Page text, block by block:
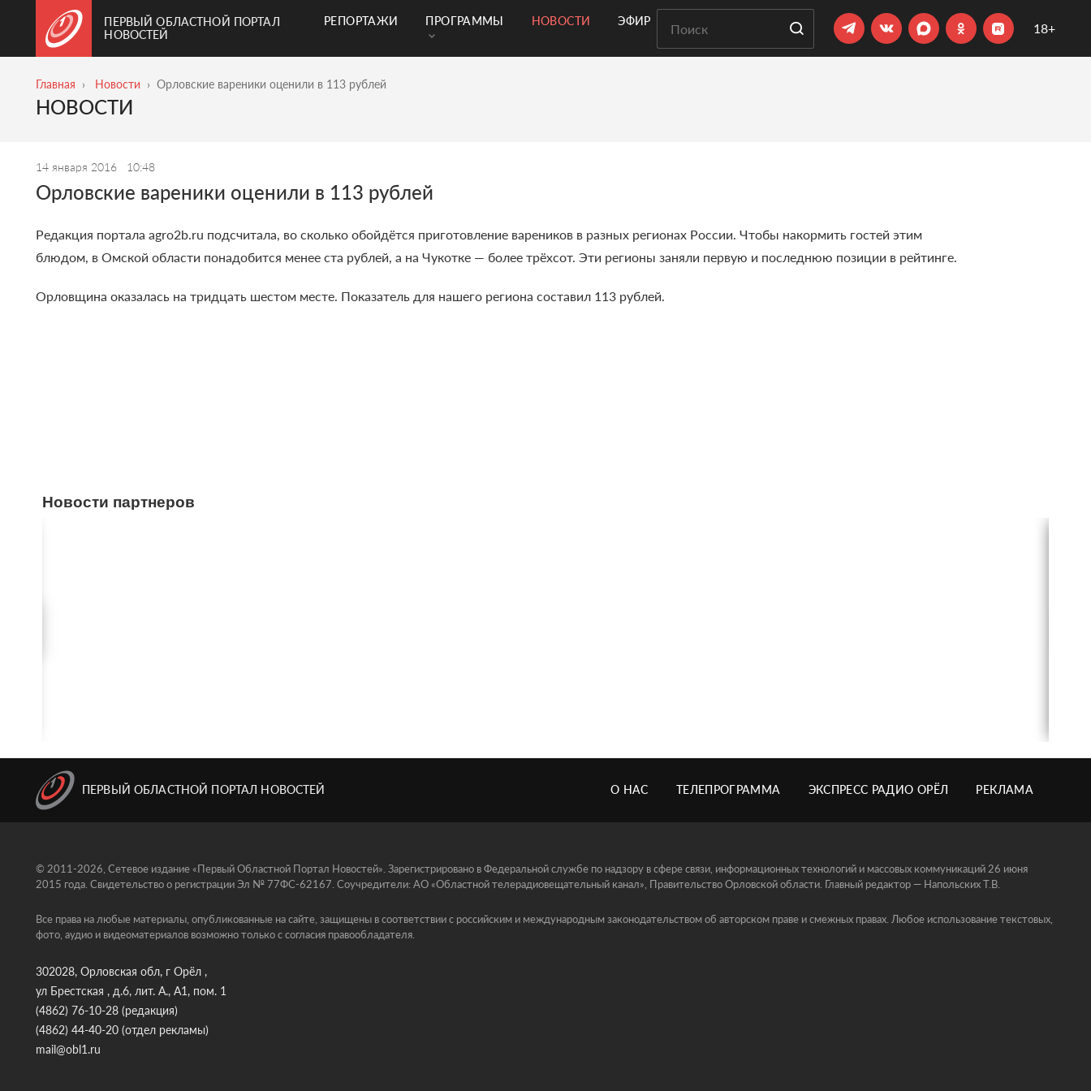
ПЕРВЫЙ ОБЛАСТНОЙ ПОРТАЛ
НОВОСТЕЙ
РЕПОРТАЖИ ПРОГРАММЫ НОВОСТИ ЭФИР 18+
Главная Новости Орловские вареники оценили в 113 рублей
НОВОСТИ
14 января 2016 10:48
Орловские вареники оценили в 113 рублей
Редакция портала agro2b.ru подсчитала, во сколько обойдётся приготовление вареников в разных регионах России. Чтобы накормить гостей этим
блюдом, в Омской области понадобится менее ста рублей, а на Чукотке — более трёхсот. Эти регионы заняли первую и последнюю позиции в рейтинге.
Орловщина оказалась на тридцать шестом месте. Показатель для нашего региона составил 113 рублей.
Новости партнеров
ПЕРВЫЙ ОБЛАСТНОЙ ПОРТАЛ НОВОСТЕЙ О НАС ТЕЛЕПРОГРАММА ЭКСПРЕСС РАДИО ОРЁЛ РЕКЛАМА
© 2011-2026, Сетевое издание «Первый Областной Портал Новостей». Зарегистрировано в Федеральной службе по надзору в сфере связи, информационных технологий и массовых коммуникаций 26 июня
2015 года. Свидетельство о регистрации Эл № 77ФС-62167. Соучредители: АО «Областной телерадиовещательный канал», Правительство Орловской области. Главный редактор — Напольских Т.В.
Все права на любые материалы, опубликованные на сайте, защищены в соответствии с российским и международным законодательством об авторском праве и смежных правах. Любое использование текстовых,
фото, аудио и видеоматериалов возможно только с согласия правообладателя.
302028, Орловская обл, г Орёл ,
ул Брестская , д.6, лит. А., А1, пом. 1
(4862) 76-10-28 (редакция)
(4862) 44-40-20 (отдел рекламы)
mail@obl1.ru